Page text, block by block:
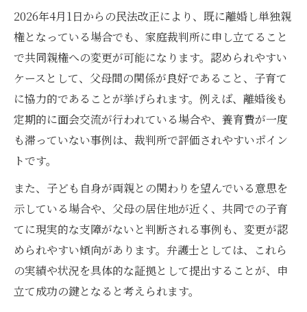
2026年4月1日からの民法改正により、既に離婚し単独親
権となっている場合でも、家庭裁判所に申し立てること
で共同親権への変更が可能になります。認められやすい
ケースとして、父母間の関係が良好であること、子育て
に協力的であることが挙げられます。例えば、離婚後も
定期的に面会交流が行われている場合や、養育費が一度
も滞っていない事例は、裁判所で評価されやすいポイン
トです。
また、子ども自身が両親との関わりを望んでいる意思を
示している場合や、父母の居住地が近く、共同での子育
てに現実的な支障がないと判断される事例も、変更が認
められやすい傾向があります。弁護士としては、これら
の実績や状況を具体的な証拠として提出することが、申
立て成功の鍵となると考えられます。